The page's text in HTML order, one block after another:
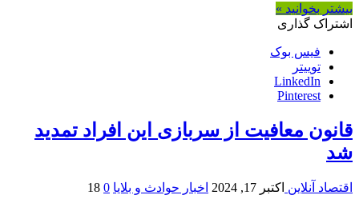
بیشتر بخوانید »
اشتراک گذاری
فیس بوک
توییتر
LinkedIn
Pinterest
قانون معافیت از سربازی این افراد تمدید
شد
اقتصاد آنلاین اکتبر 17, 2024 اخبار حوادث و بلایا 0
18